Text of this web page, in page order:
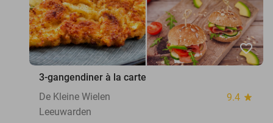
favorite_border
3-gangendiner à la carte
De Kleine Wielen
9.4 star
Leeuwarden